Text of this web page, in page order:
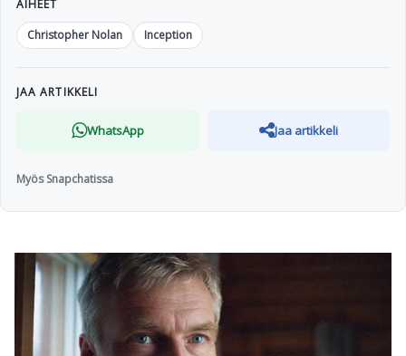
AIHEET
Christopher Nolan
Inception
JAA ARTIKKELI
WhatsApp Jaa artikkeli
Myös Snapchatissa